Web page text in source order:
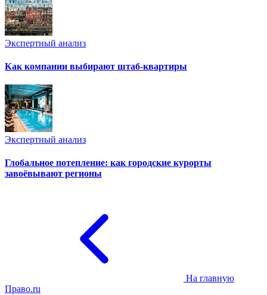
Экспертный анализ
Как компании выбирают штаб-квартиры
Экспертный анализ
Глобальное потепление: как городские курорты
завоёвывают регионы
На главную
Право.ru